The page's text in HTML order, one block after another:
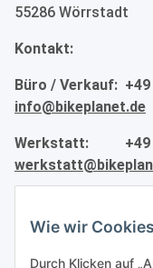
55286 Wörrstadt
Kontakt:
Büro / Verkauf: +49
info@bikeplanet.de
Werkstatt: +49
Wie wir
Durch Klicken auf